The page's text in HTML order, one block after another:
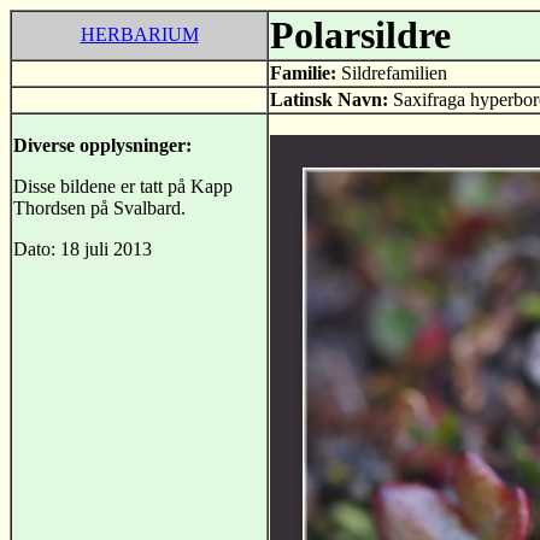
HERBARIUM Polarsildre
Familie: Sildrefamilien
Latinsk Navn: Saxifraga
Diverse opplysninger:
Disse bildene er tatt på Kapp
Thordsen på Svalbard.
Dato: 18 juli 2013